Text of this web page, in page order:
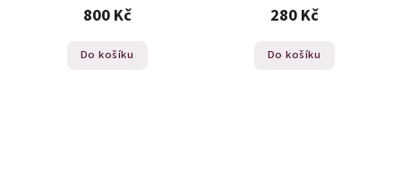
800 Kč
Do košíku
280 Kč
Do košíku